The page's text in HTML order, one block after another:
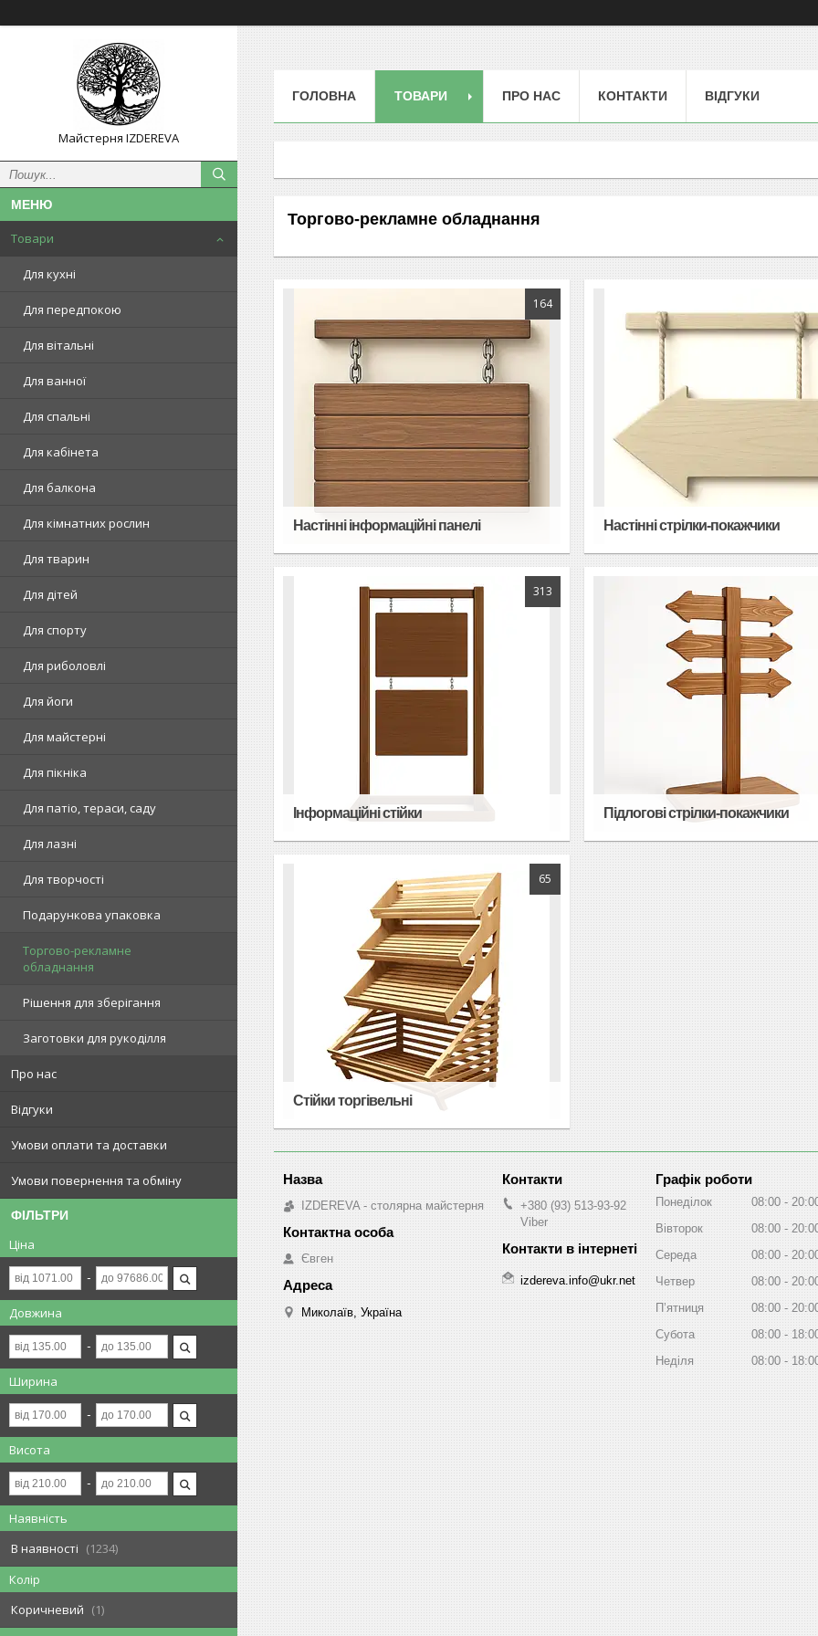
Майстерня IZDEREVA
Товари
Для кухні
Для передпокою
Для вітальні
Для ванної
Для спальні
Для кабінета
Для балкона
Для кімнатних рослин
Для тварин
Для дітей
Для спорту
Для риболовлі
Для йоги
Для майстерні
Для пікніка
Для патіо, тераси, саду
Для лазні
Для творчості
Подарункова упаковка
Торгово-рекламне
обладнання
Рішення для зберігання
Заготовки для рукоділля
Про нас
Відгуки
Умови оплати та доставки
Умови повернення та обміну
ФІЛЬТРИ
Ціна
Довжина
Ширина
Висота
Наявність
В наявності
1234
Колір
Коричневий
1
ГОЛОВНА ТОВАРИ ПРО НАС КОНТАКТИ ВІДГУКИ
Торгово-рекламне обладнання
164
Настінні інформаційні панелі Настінні стрілки-покажчики
313
Інформаційні стійки Підлогові стрілки-покажчики
65
Стійки торгівельні
IZDEREVA - столярна майстерня
Євген
Миколаїв, Україна
+380 (93) 513-93-92
Viber
izdereva.info@ukr.net
Графік роботи
Понеділок 08:00
Вівторок
08:00
Середа
08:00
Четвер
08:00
Пʼятниця
08:00
Субота
08:00
Неділя
08:00